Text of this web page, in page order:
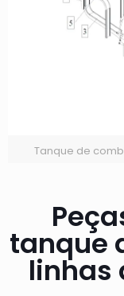
Tanque de
tanque
linhas